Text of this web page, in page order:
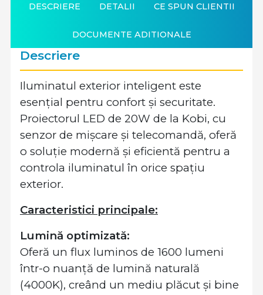
DESCRIERE DETALII CE SPUN CLIENTII
DOCUMENTE ADITIONALE
Descriere
Iluminatul exterior inteligent este
esențial pentru confort și securitate.
Proiectorul LED de 20W de la Kobi, cu
senzor de mișcare și telecomandă, oferă
o soluție modernă și eficientă pentru a
controla iluminatul în orice spațiu
exterior.
Caracteristici principale:
Lumină optimizată:
Oferă un flux luminos de 1600 lumeni
într-o nuanță de lumină naturală
(4000K), creând un mediu plăcut și bine